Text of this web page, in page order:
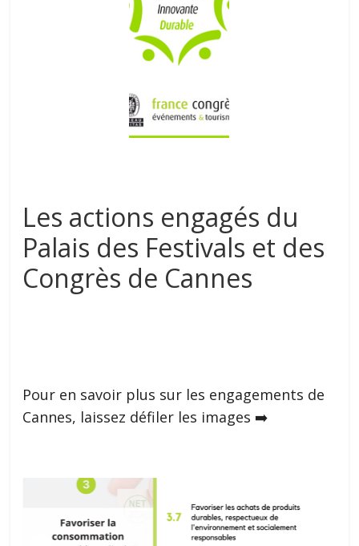
Les actions engagés du
Palais des Festivals et des
Congrès de Cannes
Pour en savoir plus sur les engagements de
Cannes, laissez défiler les images ➡️